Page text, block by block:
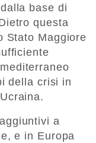
base di
questa
Stato Maggiore
della crisi in
a
e in Europa